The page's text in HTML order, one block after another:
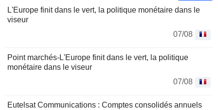
L'Europe finit dans le vert, la politique monétaire dans le
viseur
07/08
Point marchés-L'Europe finit dans le vert, la politique
monétaire dans le viseur
07/08
Eutelsat Communications : Comptes consolidés annuels